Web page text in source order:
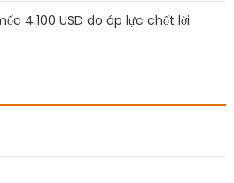
4.100 USD do áp lực chốt lời